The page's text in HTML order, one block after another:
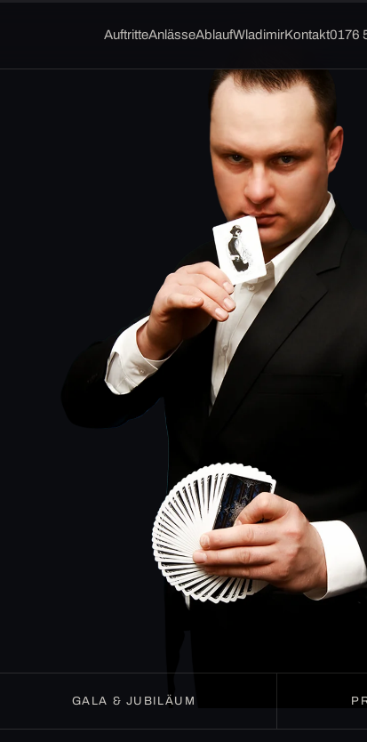
AuftritteAnlässeAblaufWladimirKontakt0176
GALA & JUBILÄUM